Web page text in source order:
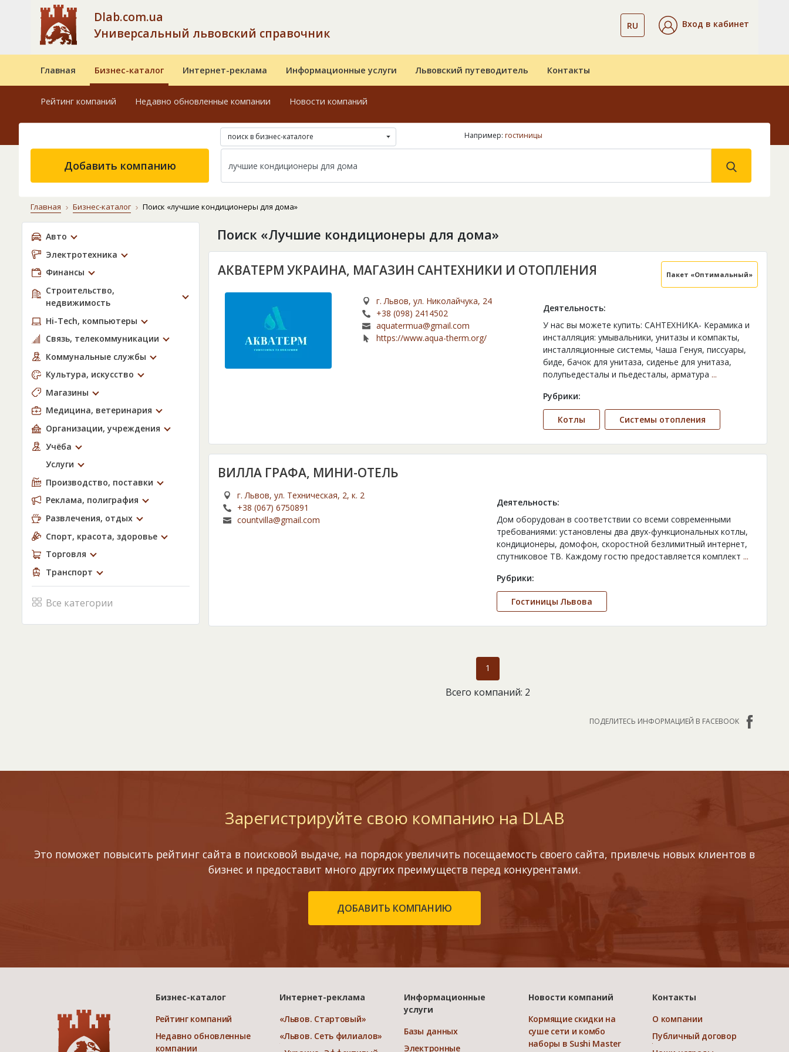
Dlab.com.ua
Универсальный львовский справочник
RU Вход в кабинет
Главная Бизнес-каталог Интернет-реклама Информационные услуги Львовский путеводитель Контакты
Рейтинг компаний Недавно обновленные компании Новости компаний
поиск в бизнес-каталоге Например: гостиницы
Добавить компанию
Главная Бизнес-каталог Поиск «лучшие кондиционеры для дома»
Авто
Электротехника
Финансы
Строительство,
недвижимость
Hi-Tech, компьютеры
Связь, телекоммуникации
Коммунальные службы
Культура, искусство
Магазины
Медицина, ветеринария
Организации, учреждения
Учёба
Услуги
Производство, поставки
Реклама, полиграфия
Развлечения, отдых
Спорт, красота, здоровье
Торговля
Транспорт
Все категории
Поиск «Лучшие кондиционеры для дома»
АКВАТЕРМ УКРАИНА, МАГАЗИН САНТЕХНИКИ И ОТОПЛЕНИЯ Пакет «Оптимальный»
г. Львов, ул. Николайчука, 24
+38 (098) 2414502
aquatermua@gmail.com
https://www.aqua-therm.org/
Деятельность:
У нас вы можете купить: САНТЕХНИКА- Керамика и
инсталляция: умывальники, унитазы и компакты,
инсталляционные системы, Чаша Генуя, писсуары,
биде, бачок для унитаза, сиденье для унитаза,
полупьедесталы и пьедесталы, арматура ...
Рубрики:
Котлы Cистемы отопления
ВИЛЛА ГРАФА, МИНИ-ОТЕЛЬ
г. Львов, ул. Техническая, 2, к. 2
+38 (067) 6750891
countvilla@gmail.com
Деятельность:
Дом оборудован в соответствии со всеми современными
требованиями: установлены два двух-функциональных котлы,
кондиционеры, домофон, скоростной безлимитный интернет,
спутниковое ТВ. Каждому гостю предоставляется комплект ...
Рубрики:
Гостиницы Львова
1
Всего компаний: 2
ПОДЕЛИТЕСЬ ИНФОРМАЦИЕЙ В FACEBOOK
Зарегистрируйте свою компанию на DLAB
Это поможет повысить рейтинг сайта в поисковой выдаче, на порядок увеличить посещаемость своего сайта, привлечь новых клиентов в
бизнес и предоставит много других преимуществ перед конкурентами.
ДОБАВИТЬ КОМПАНИЮ
Бизнес-каталог
Рейтинг компаний
Недавно обновленные
компании
Интернет-реклама
«Львов. Стартовый»
«Львов. Сеть филиалов»
Информационные
услуги
Базы данных
Электронные
Новости компаний
Кормящие скидки на
суше сети и комбо
наборы в Sushi Master
Контакты
О компании
Публичный договор